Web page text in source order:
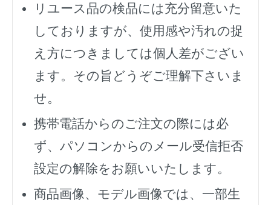
リユース品の検品には充分留意いた
しておりますが、使用感や汚れの捉
え方につきましては個人差がござい
ます。その旨どうぞご理解下さいま
せ。
携帯電話からのご注文の際には必
ず、 パソコンからのメール受信拒否
設定の解除をお願いいたします。
商品画像、モデル画像では、一部生